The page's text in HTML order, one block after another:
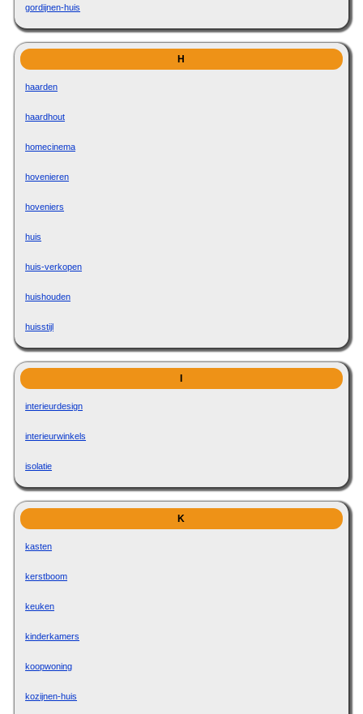
gordijnen-huis
H
haarden
haardhout
homecinema
hovenieren
hoveniers
huis
huis-verkopen
huishouden
huisstijl
interieurdesign
interieurwinkels
isolatie
K
kasten
kerstboom
keuken
kinderkamers
koopwoning
kozijnen-huis